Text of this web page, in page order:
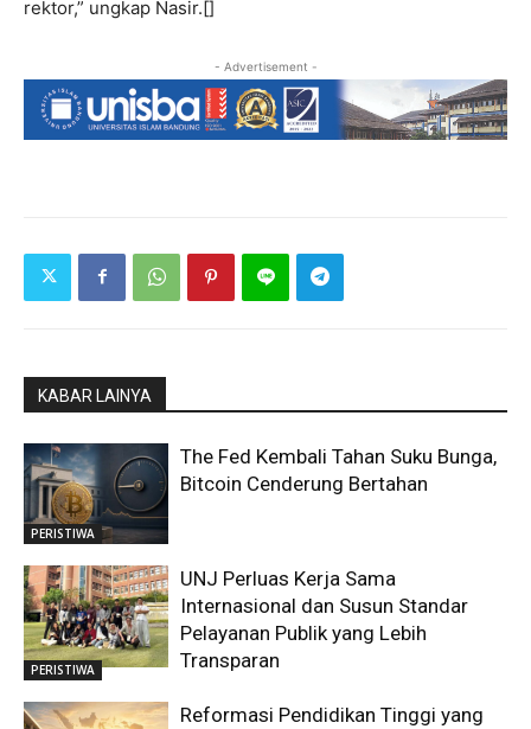
rektor,” ungkap Nasir.[]
- Advertisement -
KABAR LAINYA
PERISTIWA
The Fed Kembali Tahan Suku Bunga,
Bitcoin Cenderung Bertahan
PERISTIWA
UNJ Perluas Kerja Sama
Internasional dan Susun Standar
Pelayanan Publik yang Lebih
Transparan
Reformasi Pendidikan Tinggi yang